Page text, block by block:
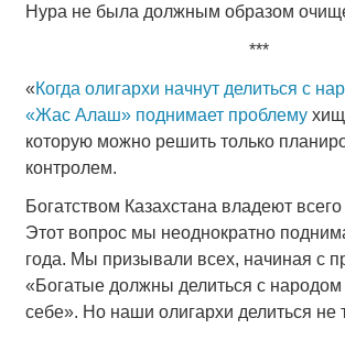
Нура не была должным образом
***
«Когда олигархи начнут делиться с
«Жас Алаш» поднимает проблему
которую можно решить только
контролем.
Богатством Казахстана владеют
Этот вопрос мы неоднократно
года. Мы призывали всех, начиная с
«Богатые должны делиться с народом
себе». Но наши олигархи делиться не